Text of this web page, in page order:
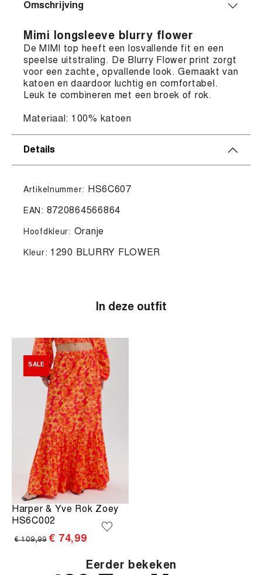
Omschrijving
Mimi longsleeve blurry flower
De MIMI top heeft een losvallende fit en een
speelse uitstraling. De Blurry Flower print zorgt
voor een zachte, opvallende look. Gemaakt van
katoen en daardoor luchtig en comfortabel.
Leuk te combineren met een broek of rok.
Materiaal: 100% katoen
Details
Artikelnummer: HS6C607
EAN: 8720864566864
Hoofdkleur: Oranje
Kleur: 1290 BLURRY FLOWER
In deze outfit
SALE
Harper & Yve Rok Zoey
HS6C002
€ 109,99 € 74,99
Eerder bekeken